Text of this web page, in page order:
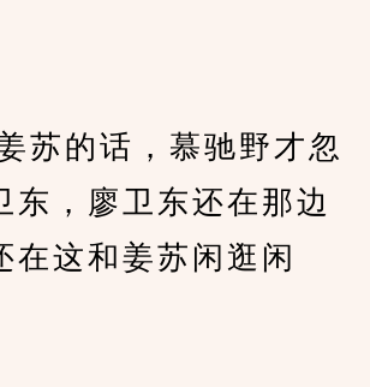
的话，慕驰野才忽
东，廖卫东还在那边
在这和姜苏闲逛闲